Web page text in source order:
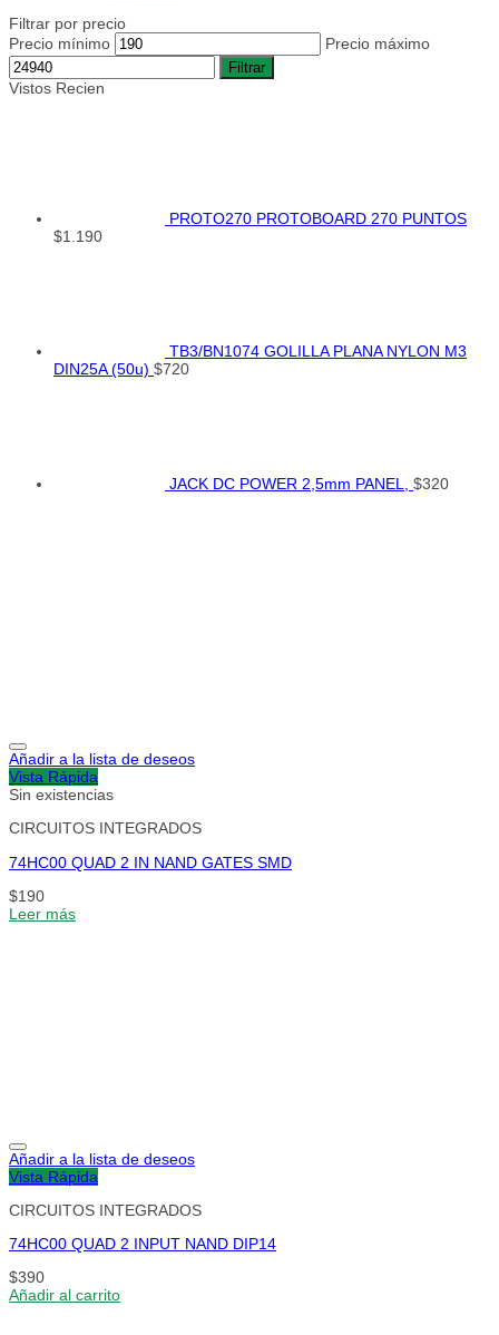
Filtrar por precio
Precio mínimo
Precio máximo
Filtrar
Vistos Recien
PROTO270 PROTOBOARD 270 PUNTOS
$1.190
TB3/BN1074 GOLILLA PLANA NYLON M3
DIN25A (50u) $720
JACK DC POWER 2,5mm PANEL, $320
Añadir a la lista de deseos
Vista Rápida
Sin existencias
CIRCUITOS INTEGRADOS
74HC00 QUAD 2 IN NAND GATES SMD
$190
Leer más
Añadir a la lista de deseos
Vista Rápida
CIRCUITOS INTEGRADOS
74HC00 QUAD 2 INPUT NAND DIP14
$390
Añadir al carrito